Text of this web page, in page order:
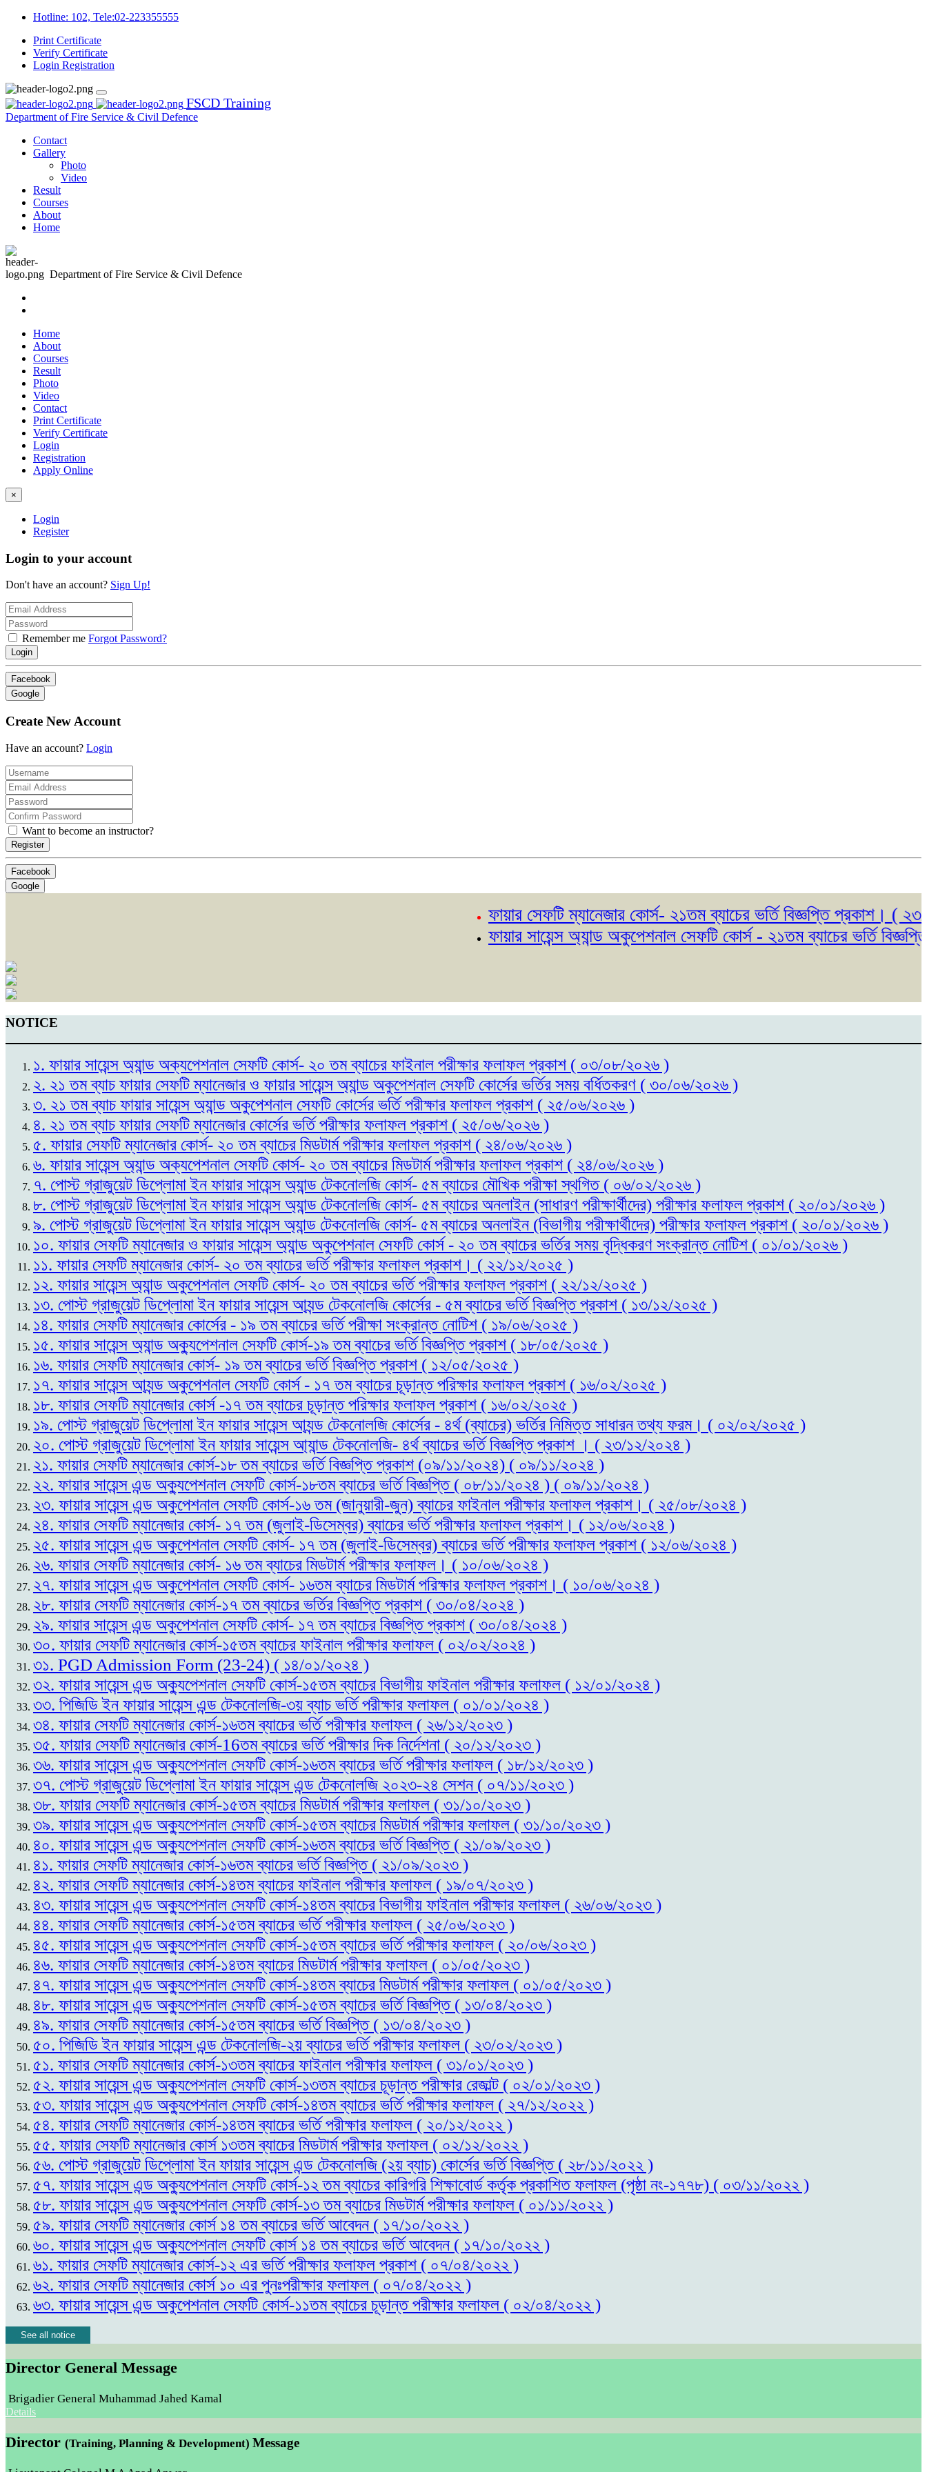
Hotline: 102, Tele:02-223355555
Print Certificate
Verify Certificate
Login Registration
FSCD Training
Department of Fire Service & Civil Defence
Contact
Gallery
Photo
Video
Result
Courses
About
Home
Department of Fire Service & Civil Defence
Home
About
Courses
Result
Photo
Video
Contact
Print Certificate
Verify Certificate
Login
Registration
Apply Online
×
Login
Register
Login to your account
Don't have an account? Sign Up!
Remember me Forgot Password?
Login
Facebook
Google
Create New Account
Have an account? Login
Want to become an instructor?
Register
Facebook
Google
ফায়ার সেফটি ম্যানেজার কোর্স- ২১তম ব্যাচের ভর্তি বিজ্ঞপ্তি প্রকাশ। ( ২৩/০৫/
ফায়ার সায়েন্স অ্যান্ড অকুপেশনাল সেফটি কোর্স - ২১তম ব্যাচের ভর্তি বিজ্ঞপ্তি
NOTICE
১. ফায়ার সায়েন্স অ্যান্ড অক্যপেশনাল সেফটি কোর্স- ২০ তম ব্যাচের ফাইনাল পরীক্ষার ফলাফল প্রকাশ ( ০৩/০৮/২০২৬ )
২. ২১ তম ব্যাচ ফায়ার সেফটি ম্যানেজার ও ফায়ার সায়েন্স অ্যান্ড অকুপেশনাল সেফটি কোর্সের ভর্তির সময় বর্ধিতকরণ ( ৩০/০৬/২০২৬ )
৩. ২১ তম ব্যাচ ফায়ার সায়েন্স অ্যান্ড অকুপেশনাল সেফটি কোর্সের ভর্তি পরীক্ষার ফলাফল প্রকাশ ( ২৫/০৬/২০২৬ )
৪. ২১ তম ব্যাচ ফায়ার সেফটি ম্যানেজার কোর্সের ভর্তি পরীক্ষার ফলাফল প্রকাশ ( ২৫/০৬/২০২৬ )
৫. ফায়ার সেফটি ম্যানেজার কোর্স- ২০ তম ব্যাচের মিডটার্ম পরীক্ষার ফলাফল প্রকাশ ( ২৪/০৬/২০২৬ )
৬. ফায়ার সায়েন্স অ্যান্ড অক্যপেশনাল সেফটি কোর্স- ২০ তম ব্যাচের মিডটার্ম পরীক্ষার ফলাফল প্রকাশ ( ২৪/০৬/২০২৬ )
৭. পোস্ট গ্রাজুয়েট ডিপ্লোমা ইন ফায়ার সায়েন্স অ্যান্ড টেকনোলজি কোর্স- ৫ম ব্যাচের মৌখিক পরীক্ষা স্থগিত ( ০৬/০২/২০২৬ )
৮. পোস্ট গ্রাজুয়েট ডিপ্লোমা ইন ফায়ার সায়েন্স অ্যান্ড টেকনোলজি কোর্স- ৫ম ব্যাচের অনলাইন (সাধারণ পরীক্ষার্থীদের) পরীক্ষার ফলাফল প্রকাশ ( ২০/০১/২০২৬ )
৯. পোস্ট গ্রাজুয়েট ডিপ্লোমা ইন ফায়ার সায়েন্স অ্যান্ড টেকনোলজি কোর্স- ৫ম ব্যাচের অনলাইন (বিভাগীয় পরীক্ষার্থীদের) পরীক্ষার ফলাফল প্রকাশ ( ২০/০১/২০২৬ )
১০. ফায়ার সেফটি ম্যানেজার ও ফায়ার সায়েন্স অ্যান্ড অকুপেশনাল সেফটি কোর্স - ২০ তম ব্যাচের ভর্তির সময় বৃদ্ধিকরণ সংক্রান্ত নোটিশ ( ০১/০১/২০২৬ )
১১. ফায়ার সেফটি ম্যানেজার কোর্স- ২০ তম ব্যাচের ভর্তি পরীক্ষার ফলাফল প্রকাশ। ( ২২/১২/২০২৫ )
১২. ফায়ার সায়েন্স অ্যান্ড অকুপেশনাল সেফটি কোর্স- ২০ তম ব্যাচের ভর্তি পরীক্ষার ফলাফল প্রকাশ ( ২২/১২/২০২৫ )
১৩. পোস্ট গ্রাজুয়েট ডিপ্লোমা ইন ফায়ার সায়েন্স আ্যন্ড টেকনোলজি কোর্সের - ৫ম ব্যাচের ভর্তি বিজ্ঞপ্তি প্রকাশ ( ১৩/১২/২০২৫ )
১৪. ফায়ার সেফটি ম্যানেজার কোর্সের - ১৯ তম ব্যাচের ভর্তি পরীক্ষা সংক্রান্ত নোটিশ ( ১৯/০৬/২০২৫ )
১৫. ফায়ার সায়েন্স অ্যান্ড অক্যুপেশনাল সেফটি কোর্স-১৯ তম ব্যাচের ভর্তি বিজ্ঞপ্তি প্রকাশ ( ১৮/০৫/২০২৫ )
১৬. ফায়ার সেফটি ম্যানেজার কোর্স- ১৯ তম ব্যাচের ভর্তি বিজ্ঞপ্তি প্রকাশ ( ১২/০৫/২০২৫ )
১৭. ফায়ার সায়েন্স আ্যন্ড অকুপেশনাল সেফটি কোর্স - ১৭ তম ব্যাচের চূড়ান্ত পরিক্ষার ফলাফল প্রকাশ ( ১৬/০২/২০২৫ )
১৮. ফায়ার সেফটি ম্যানেজার কোর্স -১৭ তম ব্যাচের চূড়ান্ত পরিক্ষার ফলাফল প্রকাশ ( ১৬/০২/২০২৫ )
১৯. পোস্ট গ্রাজুয়েট ডিপ্লোমা ইন ফায়ার সায়েন্স আ্যন্ড টেকনোলজি কোর্সের - ৪র্থ (ব্যাচের) ভর্তির নিমিত্ত সাধারন তথ্য ফরম। ( ০২/০২/২০২৫ )
২০. পোস্ট গ্রাজুয়েট ডিপ্লোমা ইন ফায়ার সায়েন্স আ্যান্ড টেকনোলজি- ৪র্থ ব্যাচের ভর্তি বিজ্ঞপ্তি প্রকাশ । ( ২৩/১২/২০২৪ )
২১. ফায়ার সেফটি ম্যানেজার কোর্স-১৮ তম ব্যাচের ভর্তি বিজ্ঞপ্তি প্রকাশ (০৯/১১/২০২৪) ( ০৯/১১/২০২৪ )
২২. ফায়ার সায়েন্স এন্ড অক্যুপেশনাল সেফটি কোর্স-১৮তম ব্যাচের ভর্তি বিজ্ঞপ্তি ( ০৮/১১/২০২৪ ) ( ০৯/১১/২০২৪ )
২৩. ফায়ার সায়েন্স এন্ড অকুপেশনাল সেফটি কোর্স-১৬ তম (জানুয়ারী-জুন) ব্যাচের ফাইনাল পরীক্ষার ফলাফল প্রকাশ। ( ২৫/০৮/২০২৪ )
২৪. ফায়ার সেফটি ম্যানেজার কোর্স- ১৭ তম (জুলাই-ডিসেম্বর) ব্যাচের ভর্তি পরীক্ষার ফলাফল প্রকাশ। ( ১২/০৬/২০২৪ )
২৫. ফায়ার সায়েন্স এন্ড অকুপেশনাল সেফটি কোর্স- ১৭ তম (জুলাই-ডিসেম্বর) ব্যাচের ভর্তি পরীক্ষার ফলাফল প্রকাশ ( ১২/০৬/২০২৪ )
২৬. ফায়ার সেফটি ম্যানেজার কোর্স- ১৬ তম ব্যাচের মিডটার্ম পরীক্ষার ফলাফল। ( ১০/০৬/২০২৪ )
২৭. ফায়ার সায়েন্স এন্ড অকুপেশনাল সেফটি কোর্স- ১৬তম ব্যাচের মিডটার্ম পরিক্ষার ফলাফল প্রকাশ। ( ১০/০৬/২০২৪ )
২৮. ফায়ার সেফটি ম্যানেজার কোর্স-১৭ তম ব্যাচের ভর্তির বিজ্ঞপ্তি প্রকাশ ( ৩০/০৪/২০২৪ )
২৯. ফায়ার সায়েন্স এন্ড অকুপেশনাল সেফটি কোর্স- ১৭ তম ব্যাচের বিজ্ঞপ্তি প্রকাশ ( ৩০/০৪/২০২৪ )
৩০. ফায়ার সেফটি ম্যানেজার কোর্স-১৫তম ব্যাচের ফাইনাল পরীক্ষার ফলাফল ( ০২/০২/২০২৪ )
৩১. PGD Admission Form (23-24) ( ১৪/০১/২০২৪ )
৩২. ফায়ার সায়েন্স এন্ড অক্যুপেশনাল সেফটি কোর্স-১৫তম ব্যাচের বিভাগীয় ফাইনাল পরীক্ষার ফলাফল ( ১২/০১/২০২৪ )
৩৩. পিজিডি ইন ফায়ার সায়েন্স এন্ড টেকনোলজি-৩য় ব্যাচ ভর্তি পরীক্ষার ফলাফল ( ০১/০১/২০২৪ )
৩৪. ফায়ার সেফটি ম্যানেজার কোর্স-১৬তম ব্যাচের ভর্তি পরীক্ষার ফলাফল ( ২৬/১২/২০২৩ )
৩৫. ফায়ার সেফটি ম্যানেজার কোর্স-16তম ব্যাচের ভর্তি পরীক্ষার দিক নির্দেশনা ( ২০/১২/২০২৩ )
৩৬. ফায়ার সায়েন্স এন্ড অক্যুপেশনাল সেফটি কোর্স-১৬তম ব্যাচের ভর্তি পরীক্ষার ফলাফল ( ১৮/১২/২০২৩ )
৩৭. পোস্ট গ্রাজুয়েট ডিপ্লোমা ইন ফায়ার সায়েন্স এন্ড টেকনোলজি ২০২৩-২৪ সেশন ( ০৭/১১/২০২৩ )
৩৮. ফায়ার সেফটি ম্যানেজার কোর্স-১৫তম ব্যাচের মিডটার্ম পরীক্ষার ফলাফল ( ৩১/১০/২০২৩ )
৩৯. ফায়ার সায়েন্স এন্ড অক্যুপেশনাল সেফটি কোর্স-১৫তম ব্যাচের মিডটার্ম পরীক্ষার ফলাফল ( ৩১/১০/২০২৩ )
৪০. ফায়ার সায়েন্স এন্ড অক্যুপেশনাল সেফটি কোর্স-১৬তম ব্যাচের ভর্তি বিজ্ঞপ্তি ( ২১/০৯/২০২৩ )
৪১. ফায়ার সেফটি ম্যানেজার কোর্স-১৬তম ব্যাচের ভর্তি বিজ্ঞপ্তি ( ২১/০৯/২০২৩ )
৪২. ফায়ার সেফটি ম্যানেজার কোর্স-১৪তম ব্যাচের ফাইনাল পরীক্ষার ফলাফল ( ১৯/০৭/২০২৩ )
৪৩. ফায়ার সায়েন্স এন্ড অক্যুপেশনাল সেফটি কোর্স-১৪তম ব্যাচের বিভাগীয় ফাইনাল পরীক্ষার ফলাফল ( ২৬/০৬/২০২৩ )
৪৪. ফায়ার সেফটি ম্যানেজার কোর্স-১৫তম ব্যাচের ভর্তি পরীক্ষার ফলাফল ( ২৫/০৬/২০২৩ )
৪৫. ফায়ার সায়েন্স এন্ড অক্যুপেশনাল সেফটি কোর্স-১৫তম ব্যাচের ভর্তি পরীক্ষার ফলাফল ( ২০/০৬/২০২৩ )
৪৬. ফায়ার সেফটি ম্যানেজার কোর্স-১৪তম ব্যাচের মিডটার্ম পরীক্ষার ফলাফল ( ০১/০৫/২০২৩ )
৪৭. ফায়ার সায়েন্স এন্ড অক্যুপেশনাল সেফটি কোর্স-১৪তম ব্যাচের মিডটার্ম পরীক্ষার ফলাফল ( ০১/০৫/২০২৩ )
৪৮. ফায়ার সায়েন্স এন্ড অক্যুপেশনাল সেফটি কোর্স-১৫তম ব্যাচের ভর্তি বিজ্ঞপ্তি ( ১৩/০৪/২০২৩ )
৪৯. ফায়ার সেফটি ম্যানেজার কোর্স-১৫তম ব্যাচের ভর্তি বিজ্ঞপ্তি ( ১৩/০৪/২০২৩ )
৫০. পিজিডি ইন ফায়ার সায়েন্স এন্ড টেকনোলজি-২য় ব্যাচের ভর্তি পরীক্ষার ফলাফল ( ২৩/০২/২০২৩ )
৫১. ফায়ার সেফটি ম্যানেজার কোর্স-১৩তম ব্যাচের ফাইনাল পরীক্ষার ফলাফল ( ৩১/০১/২০২৩ )
৫২. ফায়ার সায়েন্স এন্ড অক্যুপেশনাল সেফটি কোর্স-১৩তম ব্যাচের চূড়ান্ত পরীক্ষার রেজাল্ট ( ০২/০১/২০২৩ )
৫৩. ফায়ার সায়েন্স এন্ড অক্যুপেশনাল সেফটি কোর্স-১৪তম ব্যাচের ভর্তি পরীক্ষার ফলাফল ( ২৭/১২/২০২২ )
৫৪. ফায়ার সেফটি ম্যানেজার কোর্স-১৪তম ব্যাচের ভর্তি পরীক্ষার ফলাফল ( ২০/১২/২০২২ )
৫৫. ফায়ার সেফটি ম্যানেজার কোর্স ১৩তম ব্যাচের মিডটার্ম পরীক্ষার ফলাফল ( ০২/১২/২০২২ )
৫৬. পোস্ট গ্রাজুয়েট ডিপ্লোমা ইন ফায়ার সায়েন্স এন্ড টেকনোলজি (২য় ব্যাচ) কোর্সের ভর্তি বিজ্ঞপ্তি ( ২৮/১১/২০২২ )
৫৭. ফায়ার সায়েন্স এন্ড অক্যুপেশনাল সেফটি কোর্স-১২ তম ব্যাচের কারিগরি শিক্ষাবোর্ড কর্তৃক প্রকাশিত ফলাফল (পৃষ্ঠা নং-১৭৭৮) ( ০৩/১১/২০২২ )
৫৮. ফায়ার সায়েন্স এন্ড অক্যুপেশনাল সেফটি কোর্স-১৩ তম ব্যাচের মিডটার্ম পরীক্ষার ফলাফল ( ০১/১১/২০২২ )
৫৯. ফায়ার সেফটি ম্যানেজার কোর্স ১৪ তম ব্যাচের ভর্তি আবেদন ( ১৭/১০/২০২২ )
৬০. ফায়ার সায়েন্স এন্ড অক্যুপেশনাল সেফটি কোর্স ১৪ তম ব্যাচের ভর্তি আবেদন ( ১৭/১০/২০২২ )
৬১. ফায়ার সেফটি ম্যানেজার কোর্স-১২ এর ভর্তি পরীক্ষার ফলাফল প্রকাশ ( ০৭/০৪/২০২২ )
৬২. ফায়ার সেফটি ম্যানেজার কোর্স ১০ এর পুনঃপরীক্ষার ফলাফল ( ০৭/০৪/২০২২ )
৬৩. ফায়ার সায়েন্স এন্ড অকুপেশনাল সেফটি কোর্স-১১তম ব্যাচের চূড়ান্ত পরীক্ষার ফলাফল ( ০২/০৪/২০২২ )
See all notice
Director General Message
Brigadier General Muhammad Jahed Kamal
Details
Director (Training, Planning & Development) Message